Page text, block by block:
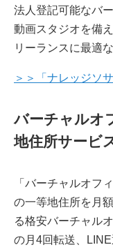
法人登記可能なバ
動画スタジオを備
リーランスに最適
＞＞「ナレッジソ
バーチャルオ
地住所サービ
「バーチャルオフ
の一等地住所を月
る格安バーチャル
の月4回転送、